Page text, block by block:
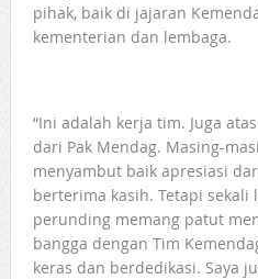
pihak, baik di jajaran
kementerian dan lembaga.
“Ini adalah kerja tim. Juga
dari Pak Mendag. Masing-
menyambut baik apresiasi
berterima kasih. Tetapi sekali
perunding memang patut
bangga dengan Tim
keras dan berdedikasi. Saya